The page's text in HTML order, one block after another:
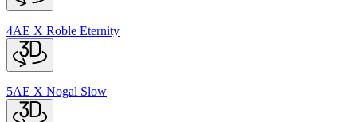
4AE X Roble Eternity
5AE X Nogal Slow